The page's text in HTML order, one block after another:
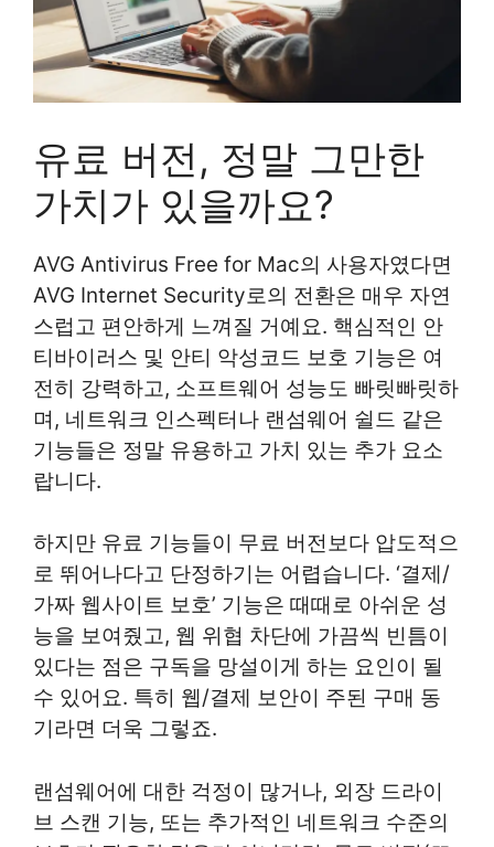
유료 버전, 정말 그만한
가치가 있을까요?
AVG Antivirus Free for Mac의 사용자였다면
AVG Internet Security로의 전환은 매우 자연
스럽고 편안하게 느껴질 거예요. 핵심적인 안
티바이러스 및 안티 악성코드 보호 기능은 여
전히 강력하고, 소프트웨어 성능도 빠릿빠릿하
며, 네트워크 인스펙터나 랜섬웨어 쉴드 같은
기능들은 정말 유용하고 가치 있는 추가 요소
랍니다.
하지만 유료 기능들이 무료 버전보다 압도적으
로 뛰어나다고 단정하기는 어렵습니다. ‘결제/
가짜 웹사이트 보호’ 기능은 때때로 아쉬운 성
능을 보여줬고, 웹 위협 차단에 가끔씩 빈틈이
있다는 점은 구독을 망설이게 하는 요인이 될
수 있어요. 특히 웹/결제 보안이 주된 구매 동
기라면 더욱 그렇죠.
랜섬웨어에 대한 걱정이 많거나, 외장 드라이
브 스캔 기능, 또는 추가적인 네트워크 수준의